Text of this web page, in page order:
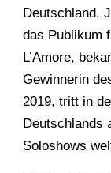
Deutschland.
das Publikum
L’Amore,
Gewinnerin
2019, tritt in
Deutschlands
Soloshows